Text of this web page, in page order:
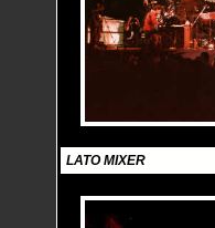
LATO MIXER